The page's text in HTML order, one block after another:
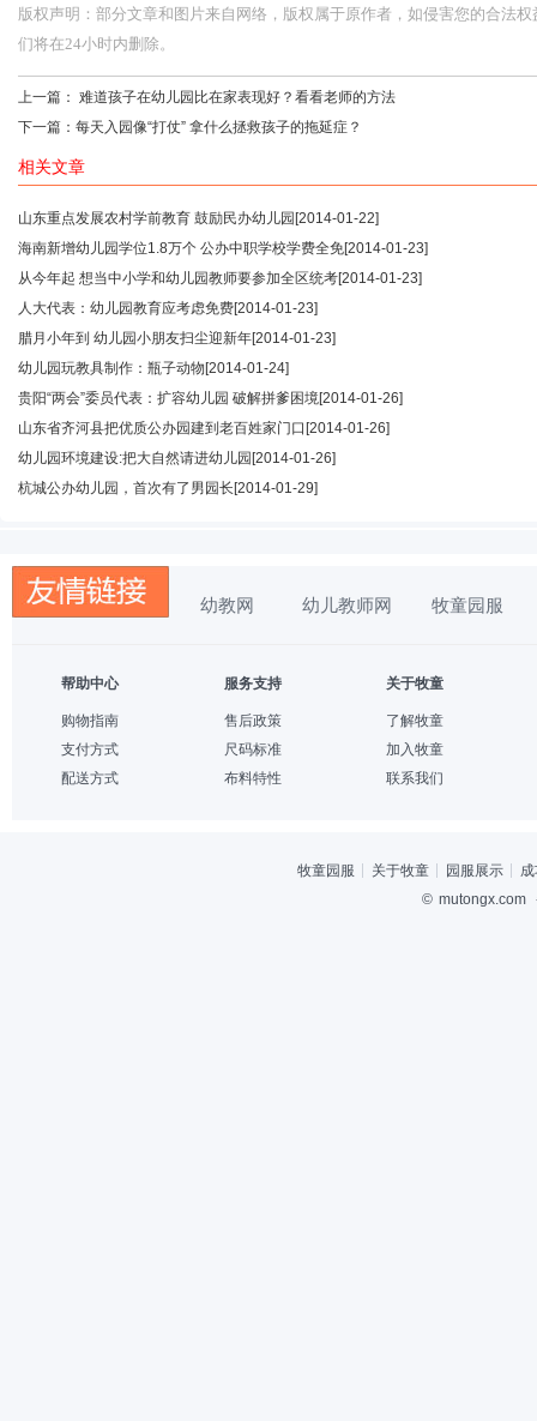
版权声明：部分文章和图片来自网络，版权属于原作者，如侵害您的合法
们将在24小时内删除。
上一篇： 难道孩子在幼儿园比在家表现好？看看老师的方法
下一篇： 每天入园像“打仗” 拿什么拯救孩子的拖延症？
相关文章
山东重点发展农村学前教育 鼓励民办幼儿园 [2014-01-22]
海南新增幼儿园学位1.8万个 公办中职学校学费全免[2014-01-23]
从今年起 想当中小学和幼儿园教师要参加全区统考[2014-01-23]
人大代表：幼儿园教育应考虑免费[2014-01-23]
腊月小年到 幼儿园小朋友扫尘迎新年[2014-01-23]
幼儿园玩教具制作：瓶子动物 [2014-01-24]
贵阳“两会”委员代表：扩容幼儿园 破解拼爹困境[2014-01-26]
山东省齐河县把优质公办园建到老百姓家门口 [2014-01-26]
幼儿园环境建设:把大自然请进幼儿园 [2014-01-26]
杭城公办幼儿园，首次有了男园长 [2014-01-29]
幼教网 幼儿教师网 牧童园服
帮助中心
购物指南
支付方式
配送方式
服务支持
售后政策
尺码标准
布料特性
关于牧童
了解牧童
加入牧童
联系我们
牧童园服 关于牧童 园服展示
© mutongx.com